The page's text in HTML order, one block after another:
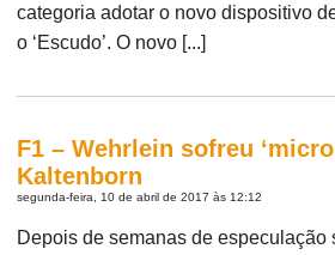
categoria adotar o novo dispositivo
o ‘Escudo’. O novo [...]
F1 – Wehrlein sofreu
Kaltenborn
segunda-feira, 10 de abril de 2017 às 12:12
Depois de semanas de especulação